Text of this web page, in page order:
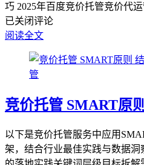
巧 2025年百度竞价托管竞价代
已关闭评论
阅读全文
管
竞价托管 SMART原
以下是竞价托管服务中应用
架，结合行业最佳实践与数据洞